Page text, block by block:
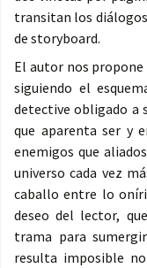
transitan los
de storyboard.
El autor nos
siguiendo el
detective obligado a
que aparenta ser y
enemigos que
universo cada vez
caballo entre lo
deseo del lector,
trama para
resulta imposible